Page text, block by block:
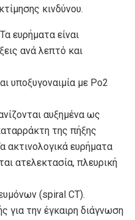
κινδύνου.
ευρήματα είναι
ανά λεπτό και
υποξυγοναιμία με Po2
αυξημένα ως
της πήξης
ευρήματα
ατελεκτασία, πλευρική
(spiral CT).
για την έγκαιρη διάγνωση